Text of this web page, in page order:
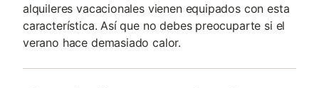
alquileres vacacionales vienen equipados con esta
característica. Así que no debes preocuparte si el
verano hace demasiado calor.